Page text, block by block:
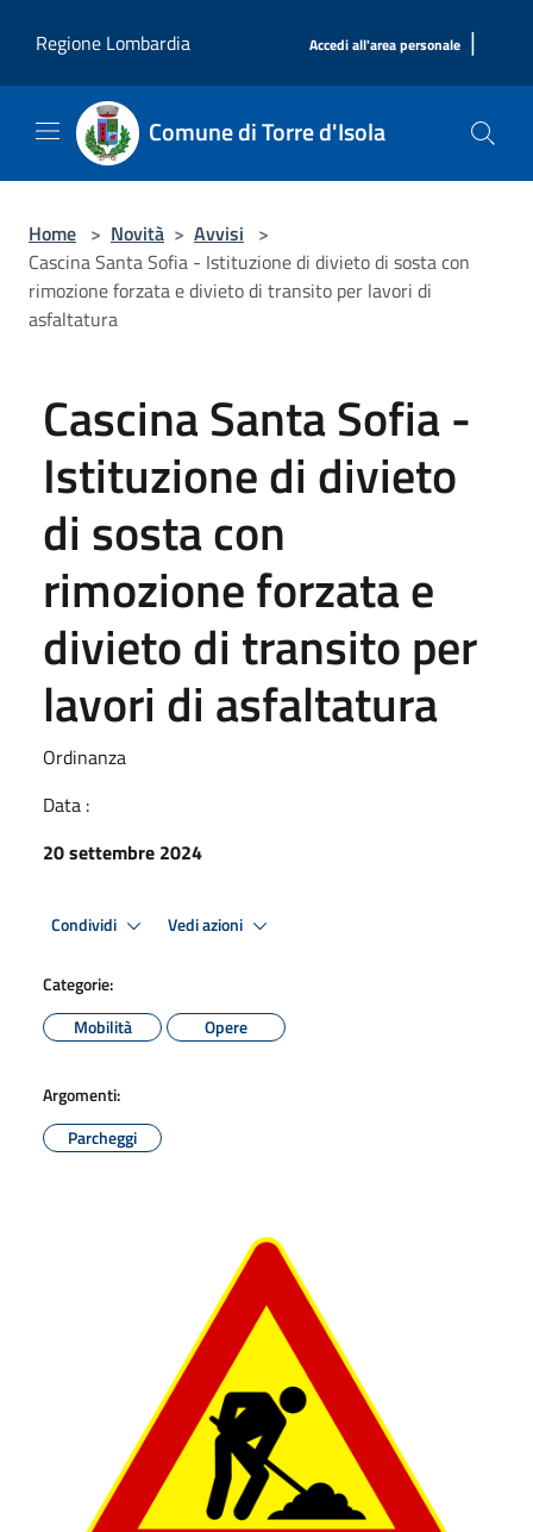
Regione Lombardia
Accedi all'area personale |
Comune di Torre d'Isola
Home > Novità > Avvisi >
Cascina Santa Sofia - Istituzione di divieto di sosta con
rimozione forzata e divieto di transito per lavori di
asfaltatura
Cascina Santa Sofia -
Istituzione di divieto
di sosta con
rimozione forzata e
divieto di transito per
lavori di asfaltatura
Ordinanza
Data :
20 settembre 2024
Condividi Vedi azioni
Categorie:
Mobilità
Opere
Argomenti:
Parcheggi